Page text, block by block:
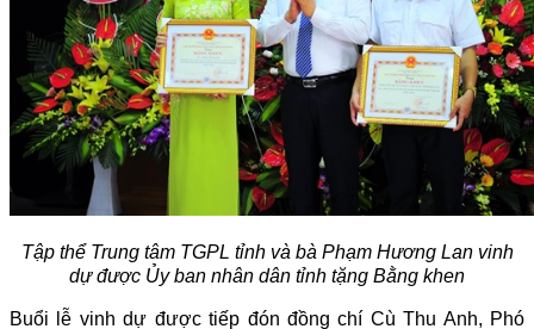
Tập thể Trung tâm TGPL tỉnh và bà Phạm Hương Lan vinh
dự được Ủy ban nhân dân tỉnh tặng Bằng khen
Buổi lễ vinh dự được tiếp đón đồng chí Cù Thu Anh, Phó